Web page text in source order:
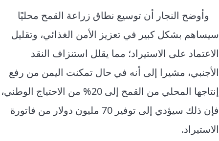
وأوضح النجار أن توسيع نطاق زراعة القمح محليًا
سيساهم بشكل كبير في تعزيز الأمن الغذائي، وتقليل
الاعتماد على الاستيراد؛ مما يقلل استنزاف النقد
الأجنبي، مشيرا إلى أنه في حال تمكنت اليمن من رفع
إنتاجها المحلي من القمح إلى 20% من الاحتياج الوطني،
فإن ذلك سيؤدي إلى توفير 70 مليون دولار من فاتورة
الاستيراد.